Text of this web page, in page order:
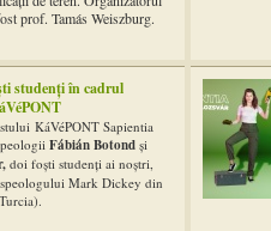
prof. Tamás Weiszburg.
studenți în cadrul
KáVéPONT Sapientia
Fábián Botond și
doi foști studenți ai noștri,
Mark Dickey din